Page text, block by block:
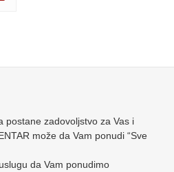
postane zadovoljstvo za Vas i
može da Vam ponudi “Sve
da Vam ponudimo